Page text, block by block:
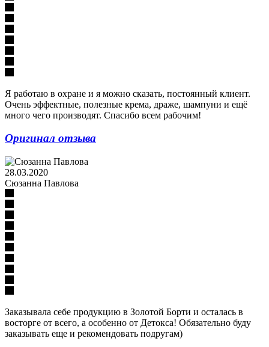
Я работаю в охране и я можно сказать, постоянный клиент.
Очень эффектные, полезные крема, драже, шампуни и ещё
много чего производят. Спасибо всем рабочим!
Оригинал отзыва
28.03.2020
Сюзанна Павлова
Заказывала себе продукцию в Золотой Борти и осталась в
восторге от всего, а особенно от Детокса! Обязательно буду
заказывать еще и рекомендовать подругам)